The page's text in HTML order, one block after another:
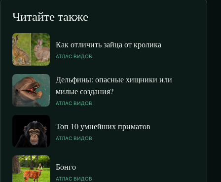
Читайте также
Как отличить зайца от кролика
АТЛАС ВИДОВ
Дельфины: опасные хищники или
милые создания?
АТЛАС ВИДОВ
Топ 10 умнейших приматов
АТЛАС ВИДОВ
Бонго
АТЛАС ВИДОВ